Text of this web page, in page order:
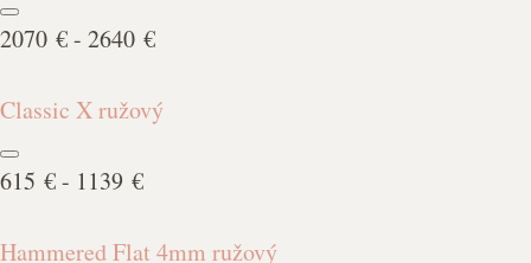
2070 € - 2640 €
Classic X ružový
615 € - 1139 €
Hammered Flat 4mm ružový